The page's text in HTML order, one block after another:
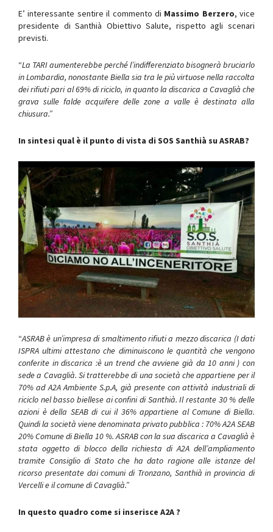
E’ interessante sentire il commento di Massimo Berzero, vice
presidente di Santhià Obiettivo Salute, rispetto agli scenari
previsti.
“La TARI aumenterebbe perché l’indifferenziato bisognerà bruciarlo
in Lombardia, nonostante Biella sia tra le più virtuose nella raccolta
dei rifiuti pari al 69% di riciclo, in quanto la discarica a Cavaglià che
grava sulle falde acquifere delle zone a valle è destinata alla
chiusura.”
In sintesi qual è il punto di vista di SOS Santhià su ASRAB?
“ASRAB è un’impresa di smaltimento rifiuti a mezzo discarica (I dati
ISPRA ultimi attestano che diminuiscono le quantità che vengono
conferite in discarica :è un trend che avviene già da 10 anni ) con
sede a Cavaglià. Si tratterebbe di una società che appartiene per il
70% ad A2A Ambiente S.p.A, già presente con attività industriali di
riciclo nel basso biellese ai confini di Santhià. Il restante 30 % delle
azioni è della SEAB di cui il 36% appartiene al Comune di Biella.
Quindi la società viene denominata privato pubblica : 70% A2A SEAB
20% Comune di Biella 10 %. ASRAB con la sua discarica a Cavaglià è
stata oggetto di blocco della richiesta di A2A dell’ampliamento
tramite Consiglio di Stato che ha dato ragione alle istanze del
ricorso presentate dai comuni di Tronzano, Santhià in provincia di
Vercelli e il comune di Cavaglià.”
In questo quadro come si inserisce A2A ?